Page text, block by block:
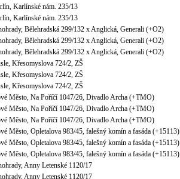
Karlínské nám. 235/13
Karlínské nám. 235/13
Bělehradská 299/132 x Anglická, Generali (+O2)
Bělehradská 299/132 x Anglická, Generali (+O2)
Bělehradská 299/132 x Anglická, Generali (+O2)
Křesomyslova 724/2, ZŠ
Křesomyslova 724/2, ZŠ
Křesomyslova 724/2, ZŠ
Město, Na Poříčí 1047/26, Divadlo Archa (+TMO)
Město, Na Poříčí 1047/26, Divadlo Archa (+TMO)
Město, Na Poříčí 1047/26, Divadlo Archa (+TMO)
Město, Opletalova 983/45, falešný komín a fasáda (+15113)
Město, Opletalova 983/45, falešný komín a fasáda (+15113)
Město, Opletalova 983/45, falešný komín a fasáda (+15113)
Anny Letenské 1120/17
Anny Letenské 1120/17